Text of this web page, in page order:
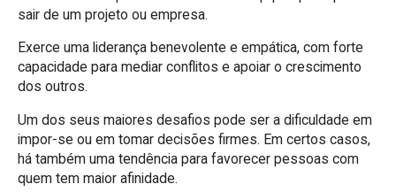
sair de um projeto ou empresa.
Exerce uma liderança benevolente e empática, com forte
capacidade para mediar conflitos e apoiar o crescimento
dos outros.
Um dos seus maiores desafios pode ser a dificuldade em
impor-se ou em tomar decisões firmes. Em certos casos,
há também uma tendência para favorecer pessoas com
quem tem maior afinidade.